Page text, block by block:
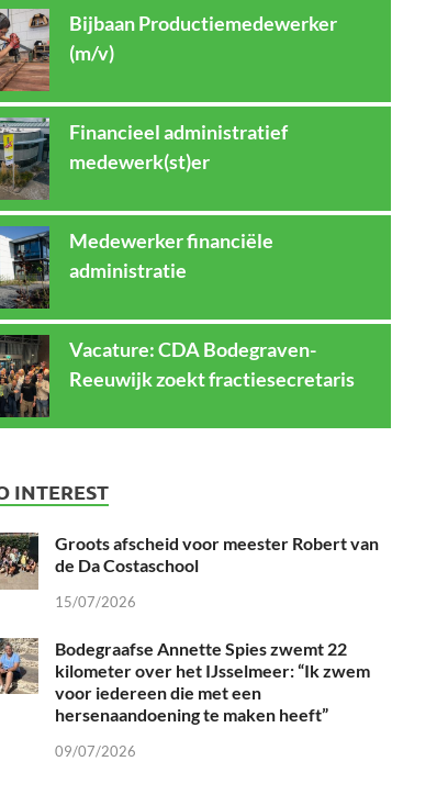
Bijbaan Productiemedewerker
(m/v)
Financieel administratief
medewerk(st)er
Medewerker financiële
administratie
Vacature: CDA Bodegraven-
Reeuwijk zoekt fractiesecretaris
INTEREST
Groots afscheid voor meester Robert van
de Da Costaschool
15/07/2026
Bodegraafse Annette Spies zwemt 22
kilometer over het IJsselmeer: “Ik zwem
voor iedereen die met een
hersenaandoening te maken heeft”
09/07/2026